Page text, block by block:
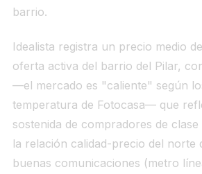
barrio.
Idealista registra un precio medio de
oferta activa del barrio del Pilar,
—el mercado es "caliente" según
temperatura de Fotocasa— que
sostenida de compradores de
la relación calidad-precio del norte
buenas comunicaciones (metro